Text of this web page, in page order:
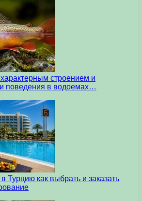
строением и
поведения в водоемах…
Турцию как выбрать и заказать